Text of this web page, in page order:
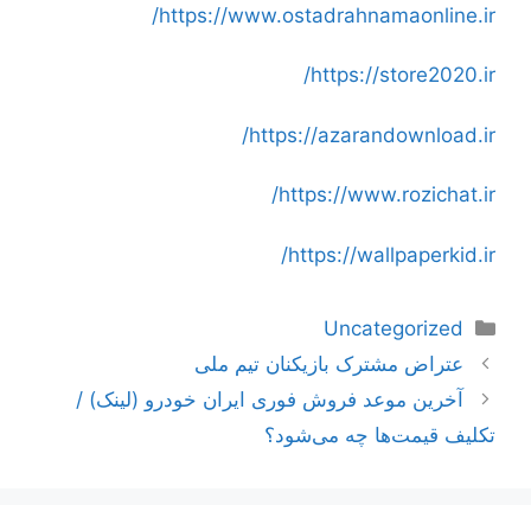
https://www.ostadrahnamaonline.ir/
https://store2020.ir/
https://azarandownload.ir/
https://www.rozichat.ir/
https://wallpaperkid.ir/
دسته‌ها
Uncategorized
ناوبری
نوشته‌ها
عتراض مشترک بازیکنان تیم ملی
آخرین موعد فروش فوری ایران خودرو (لینک) /
تکلیف قیمت‌ها چه می‌شود؟